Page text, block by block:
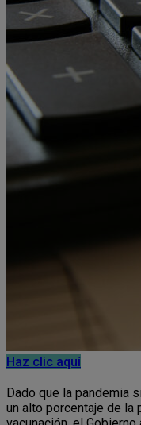
Haz clic aquí
Dado que la pandemia
un alto porcentaje de la